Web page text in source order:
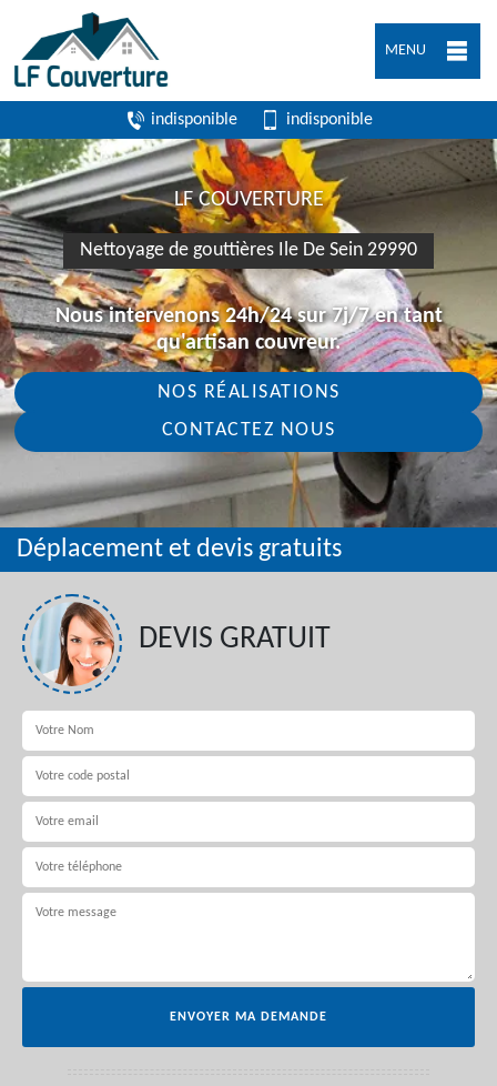
MENU
indisponible indisponible
LF COUVERTURE
Nettoyage de gouttières Ile De Sein 29990
Nous intervenons 24h/24 sur 7j/7 en tant
qu'artisan couvreur.
NOS RÉALISATIONS
CONTACTEZ NOUS
Déplacement et devis gratuits
DEVIS GRATUIT